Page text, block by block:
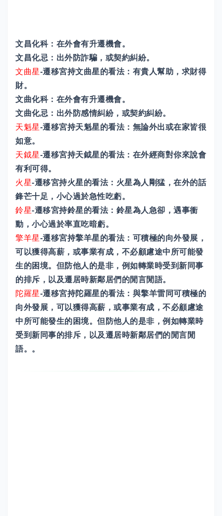
文昌化科：在外會有升遷機會。
文昌化忌：出外防詐騙，或契約糾紛。
文曲星-遷移宮持文曲星的看法：有貴人幫助，求財得
財。
文曲化科：在外會有升遷機會。
文曲化忌：出外防感情糾紛，或契約糾紛。
天魁星-遷移宮持天魁星的看法：無論外出或在家皆很
如意。
天鉞星-遷移宮持天鉞星的看法：在外經商對你來說會
有利可得。
火星-遷移宮持火星的看法：火星為人剛猛，在外的話
鋒芒十足，小心過於急性吃虧。
鈴星-遷移宮持鈴星的看法：鈴星為人急卻，遇事衝
動，小心過於率直吃暗虧。
擎羊星-遷移宮持擎羊星的看法：可積極的向外發展，
可以獲得高薪，或事業有成，不必顧慮途中所可能發
生的困境。但防他人的是非，例如轉業時受到新同事
的排斥，以及遷居時新鄰居們的閒言閒語。
陀羅星-遷移宮持陀羅星的看法：與擎羊雷同可積極的
向外發展，可以獲得高薪，或事業有成，不必顧慮途
中所可能發生的困境。但防他人的是非，例如轉業時
受到新同事的排斥，以及遷居時新鄰居們的閒言閒
語。。